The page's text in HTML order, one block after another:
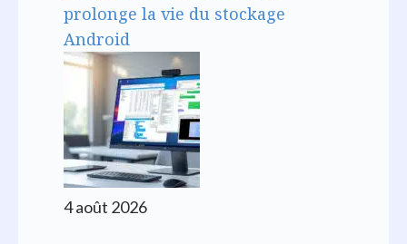
prolonge la vie du stockage
Android
4 août 2026